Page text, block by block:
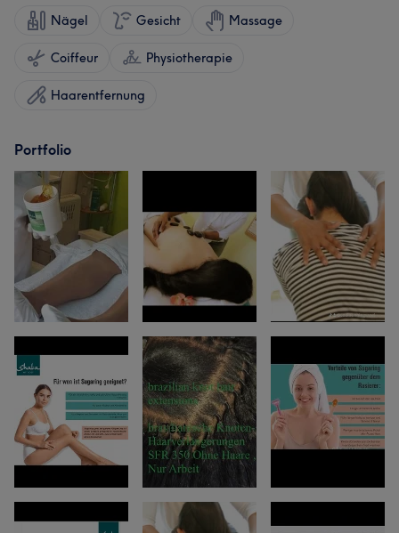
Nägel Gesicht Massage
Coiffeur Physiotherapie
Haarentfernung
Portfolio